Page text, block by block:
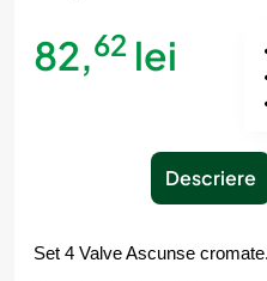
82,62 lei
Descriere
Set 4 Valve Ascunse cromate.